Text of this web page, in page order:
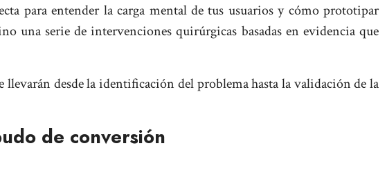
para entender la carga mental de tus usuarios y cómo prototipar
una serie de intervenciones quirúrgicas basadas en evidencia que
llevarán desde la identificación del problema hasta la validación de la
de conversión